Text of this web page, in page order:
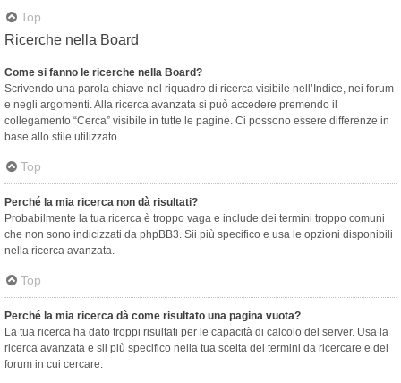
Top
Ricerche nella Board
Come si fanno le ricerche nella Board?
Scrivendo una parola chiave nel riquadro di ricerca visibile nell’Indice, nei forum
e negli argomenti. Alla ricerca avanzata si può accedere premendo il
collegamento “Cerca” visibile in tutte le pagine. Ci possono essere differenze in
base allo stile utilizzato.
Top
Perché la mia ricerca non dà risultati?
Probabilmente la tua ricerca è troppo vaga e include dei termini troppo comuni
che non sono indicizzati da phpBB3. Sii più specifico e usa le opzioni disponibili
nella ricerca avanzata.
Top
Perché la mia ricerca dà come risultato una pagina vuota?
La tua ricerca ha dato troppi risultati per le capacità di calcolo del server. Usa la
ricerca avanzata e sii più specifico nella tua scelta dei termini da ricercare e dei
forum in cui cercare.